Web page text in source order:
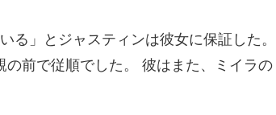
彼女に保証した。